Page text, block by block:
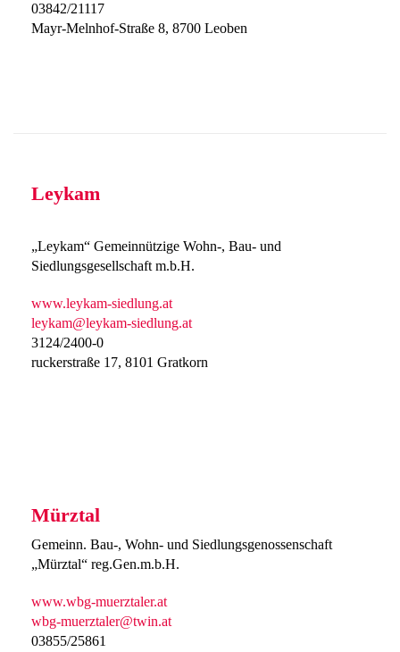
03842/21117
Mayr-Melnhof-Straße 8, 8700 Leoben
Leykam
„Leykam“ Gemeinnützige Wohn-, Bau- und
Siedlungsgesellschaft m.b.H.
www.leykam-siedlung.at
leykam@leykam-siedlung.at
3124/2400-0
ruckerstraße 17, 8101 Gratkorn
Mürztal
Gemeinn. Bau-, Wohn- und Siedlungsgenossenschaft
„Mürztal“ reg.Gen.m.b.H.
www.wbg-muerztaler.at
wbg-muerztaler@twin.at
03855/25861